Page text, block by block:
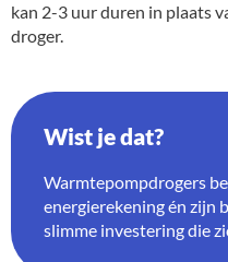
kan 2-3 uur duren in plaats
droger.
Wist je dat?
Warmtepompdrogers
energierekening én zijn
slimme investering die